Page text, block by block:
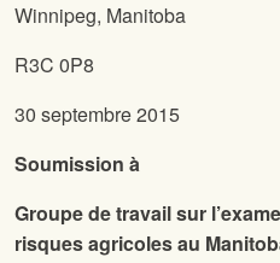
Winnipeg, Manitoba
R3C 0P8
30 septembre 2015
Soumission à
Groupe de travail sur
risques agricoles au